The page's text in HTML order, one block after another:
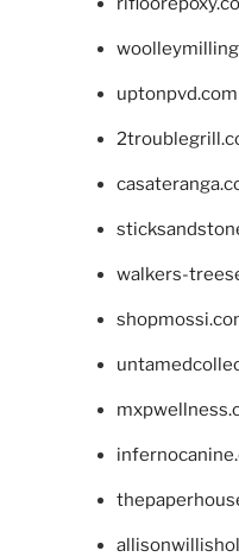
uptonpvd.com
walkers-